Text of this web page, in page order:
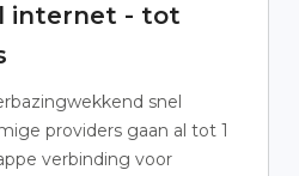
internet - tot
snel
providers gaan al tot 1
verbinding voor